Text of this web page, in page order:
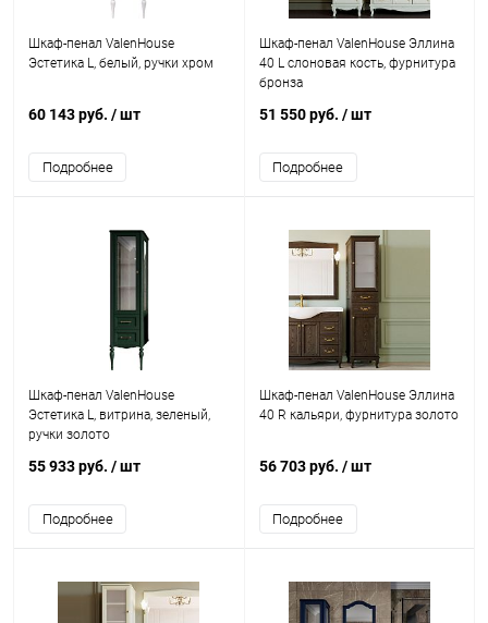
Шкаф-пенал ValenHouse
Эстетика L, белый, ручки хром
60 143 руб. / шт
Подробнее
Шкаф-пенал ValenHouse Эллина
40 L слоновая кость, фурнитура
бронза
51 550 руб. / шт
Подробнее
Шкаф-пенал ValenHouse
Эстетика L, витрина, зеленый,
ручки золото
55 933 руб. / шт
Подробнее
Шкаф-пенал ValenHouse Эллина
40 R кальяри, фурнитура золото
56 703 руб. / шт
Подробнее